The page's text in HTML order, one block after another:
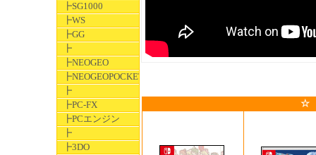
┣SG1000
┣WS
┣GG
┣
┣NEOGEO
┣NEOGEOPOCKET
┣
┣PC-FX
┣PCエンジン
┣
┣3DO
☆